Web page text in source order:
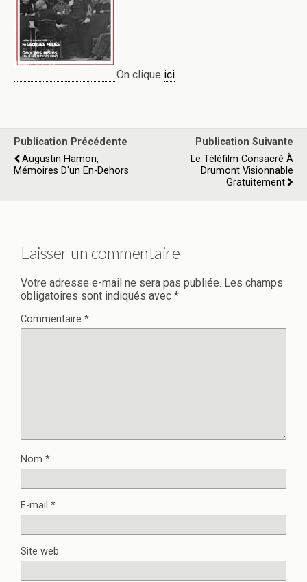
On clique ici.
Publication Précédente
Augustin Hamon,
Mémoires D'un En-Dehors
Publication Suivante
Le Téléfilm Consacré À
Drumont Visionnable
Gratuitement
Laisser un commentaire
Votre adresse e-mail ne sera pas publiée. Les champs
obligatoires sont indiqués avec *
Commentaire *
Nom *
E-mail *
Site web